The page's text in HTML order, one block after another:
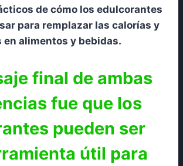
de cómo los edulcorantes
para remplazar las calorías y
en alimentos y bebidas.
final de ambas
fue que los
pueden ser
útil para